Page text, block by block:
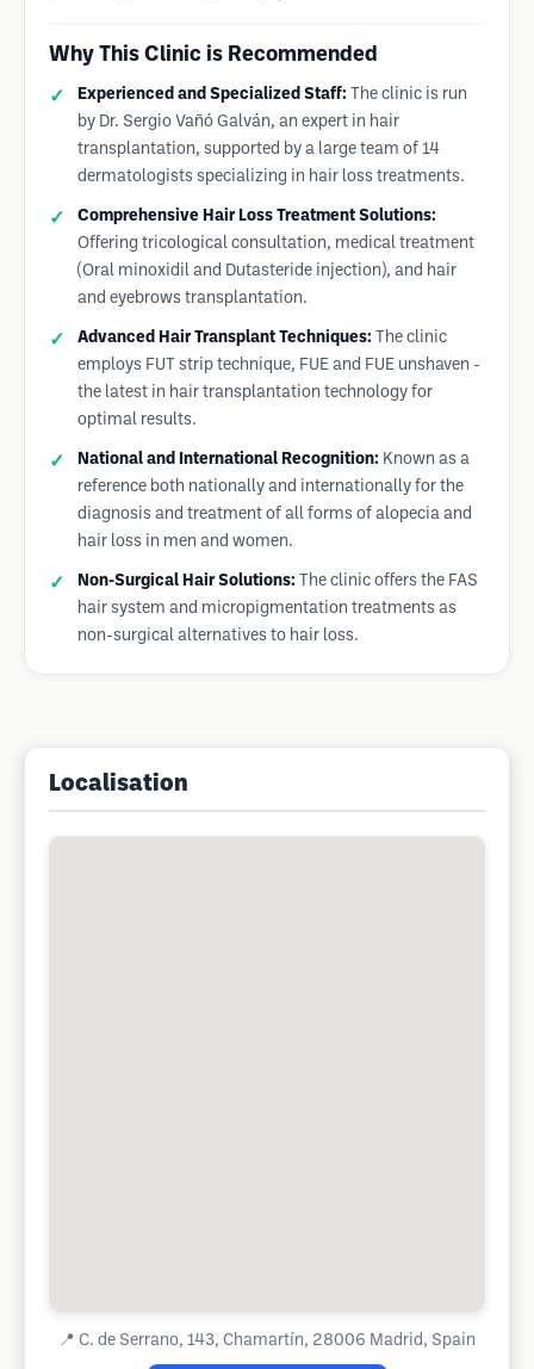
Why This Clinic is Recommended
Experienced and Specialized Staff: The clinic is run
by Dr. Sergio Vañó Galván, an expert in hair
transplantation, supported by a large team of 14
dermatologists specializing in hair loss treatments.
Comprehensive Hair Loss Treatment Solutions:
Offering tricological consultation, medical treatment
(Oral minoxidil and Dutasteride injection), and hair
and eyebrows transplantation.
Advanced Hair Transplant Techniques: The clinic
employs FUT strip technique, FUE and FUE unshaven -
the latest in hair transplantation technology for
optimal results.
National and International Recognition: Known as a
reference both nationally and internationally for the
diagnosis and treatment of all forms of alopecia and
hair loss in men and women.
Non-Surgical Hair Solutions: The clinic offers the FAS
hair system and micropigmentation treatments as
non-surgical alternatives to hair loss.
Localisation
📍 C. de Serrano, 143, Chamartín, 28006 Madrid, Spain